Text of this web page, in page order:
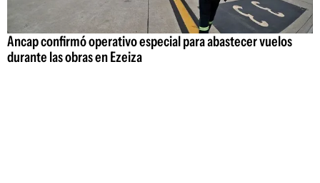
Ancap confirmó operativo especial para abastecer vuelos
durante las obras en Ezeiza